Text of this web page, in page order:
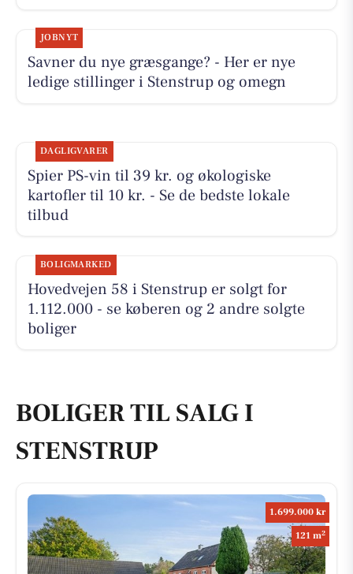
JOBNYT
Savner du nye græsgange? - Her er nye
ledige stillinger i Stenstrup og omegn
DAGLIGVARER
Spier PS-vin til 39 kr. og økologiske
kartofler til 10 kr. - Se de bedste lokale
tilbud
BOLIGMARKED
Hovedvejen 58 i Stenstrup er solgt for
1.112.000 - se køberen og 2 andre solgte
boliger
BOLIGER TIL SALG I
STENSTRUP
1.699.000 kr
121 m2